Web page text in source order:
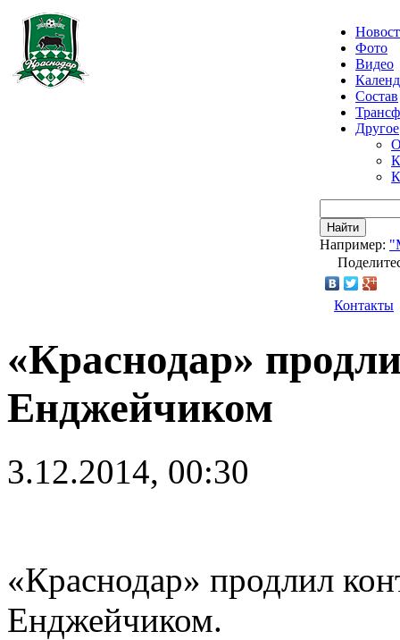
Фото
Видео
Состав
Другое
Найти
Например:
Контакты
«Краснодар»
Енджейчиком
3.12.2014, 00:30
«Краснодар» продлил
Енджейчиком.